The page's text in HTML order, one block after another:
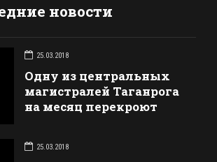
новости
25.03.2018
Одну из центральных
магистралей Таганрога
на месяц перекроют
25.03.2018